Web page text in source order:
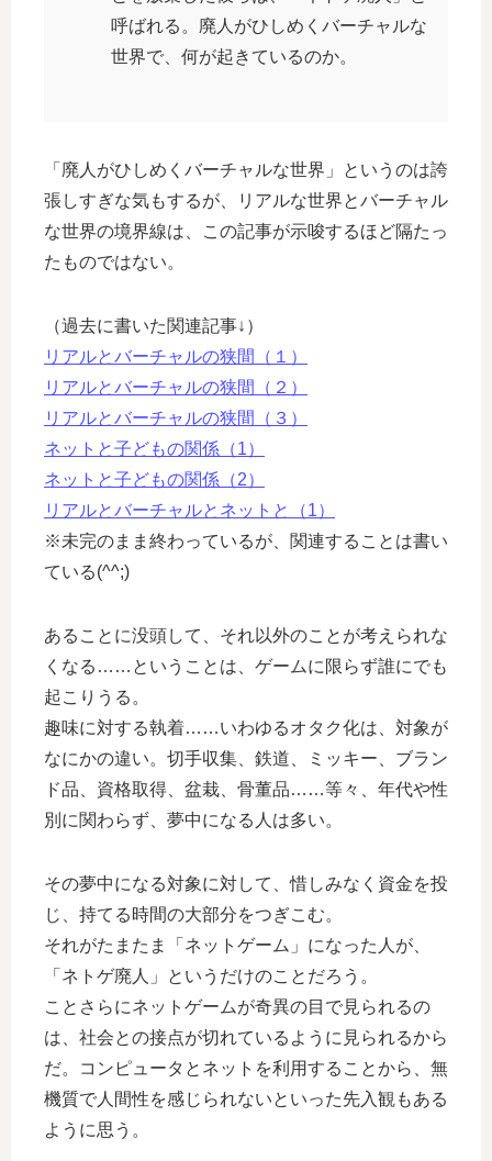
呼ばれる。廃人がひしめくバーチャルな
世界で、何が起きているのか。
「廃人がひしめくバーチャルな世界」というのは誇
張しすぎな気もするが、リアルな世界とバーチャル
な世界の境界線は、この記事が示唆するほど隔たっ
たものではない。
（過去に書いた関連記事↓）
リアルとバーチャルの狭間（１）
リアルとバーチャルの狭間（２）
リアルとバーチャルの狭間（３）
ネットと子どもの関係（1）
ネットと子どもの関係（2）
リアルとバーチャルとネットと（1）
※未完のまま終わっているが、関連することは書い
ている(^^;)
あることに没頭して、それ以外のことが考えられな
くなる……ということは、ゲームに限らず誰にでも
起こりうる。
趣味に対する執着……いわゆるオタク化は、対象が
なにかの違い。切手収集、鉄道、ミッキー、ブラン
ド品、資格取得、盆栽、骨董品……等々、年代や性
別に関わらず、夢中になる人は多い。
その夢中になる対象に対して、惜しみなく資金を投
じ、持てる時間の大部分をつぎこむ。
それがたまたま「ネットゲーム」になった人が、
「ネトゲ廃人」というだけのことだろう。
ことさらにネットゲームが奇異の目で見られるの
は、社会との接点が切れているように見られるから
だ。コンピュータとネットを利用することから、無
機質で人間性を感じられないといった先入観もある
ように思う。